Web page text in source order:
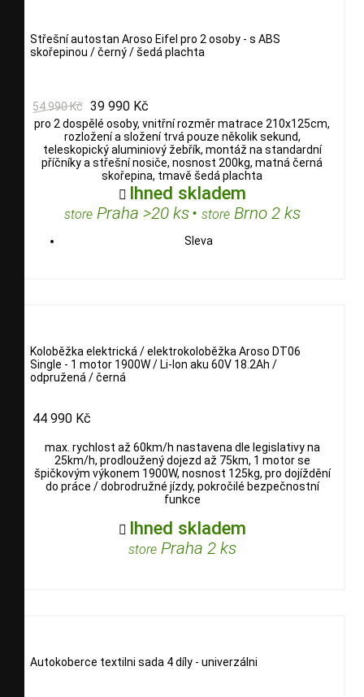
Střešní autostan Aroso Eifel pro 2 osoby - s ABS
skořepinou / černý / šedá plachta
54 990 Kč 39 990 Kč
pro 2 dospělé osoby, vnitřní rozměr matrace 210x125cm,
rozložení a složení trvá pouze několik sekund,
teleskopický aluminiový žebřík, montáž na standardní
příčníky a střešní nosiče, nosnost 200kg, matná černá
skořepina, tmavě šedá plachta
 Ihned skladem
storePraha >20 ks• storeBrno 2 ks
Sleva
Koloběžka elektrická / elektrokoloběžka Aroso DT06
Single - 1 motor 1900W / Li-Ion aku 60V 18.2Ah /
odpružená / černá
44 990 Kč
max. rychlost až 60km/h nastavena dle legislativy na
25km/h, prodloužený dojezd až 75km, 1 motor se
špičkovým výkonem 1900W, nosnost 125kg, pro dojíždění
do práce / dobrodružné jízdy, pokročilé bezpečnostní
funkce
 Ihned skladem
storePraha 2 ks
Autokoberce textilni sada 4 díly - univerzálni